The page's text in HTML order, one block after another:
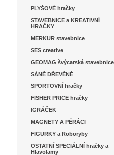
PLYŠOVÉ hračky
STAVEBNICE a KREATIVNÍ
HRAČKY
MERKUR stavebnice
SES creative
GEOMAG švýcarská stavebnice
SÁNĚ DŘEVĚNÉ
SPORTOVNÍ hračky
FISHER PRICE hračky
IGRÁČEK
MAGNETY A PÉRÁCI
FIGURKY a Roboryby
OSTATNÍ SPECIÁLNÍ hračky a
Hlavolamy